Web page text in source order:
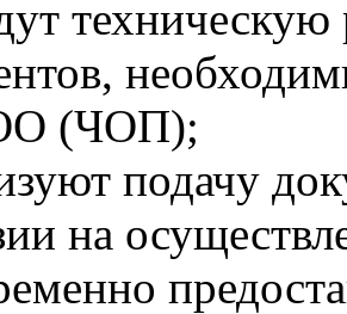
(ЧОП);
подачу
на